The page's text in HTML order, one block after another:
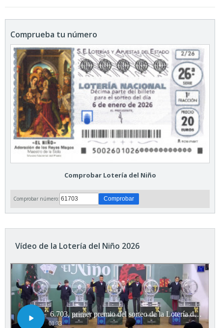
Comprueba tu número
Comprobar Lotería del Niño
Comprobar número:
Vídeo de la Lotería del Niño 2026